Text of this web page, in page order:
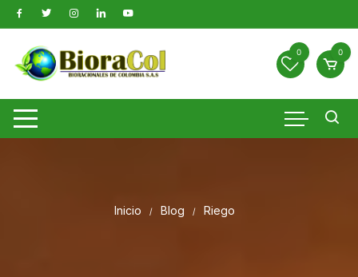
Saltar
al
contenido
0 0
Inicio Blog Riego